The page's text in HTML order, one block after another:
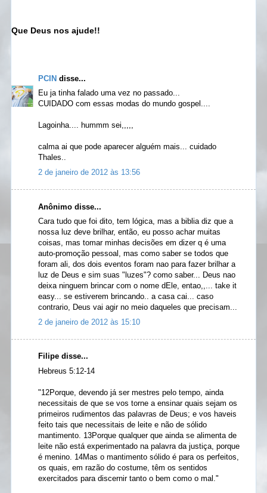
Que Deus nos ajude!!
PCIN disse...
Eu ja tinha falado uma vez no passado...
CUIDADO com essas modas do mundo gospel....
Lagoinha.... hummm sei,,,,,
calma ai que pode aparecer alguém mais... cuidado
Thales..
2 de janeiro de 2012 às 13:56
Anônimo disse...
Cara tudo que foi dito, tem lógica, mas a biblia diz que a
nossa luz deve brilhar, então, eu posso achar muitas
coisas, mas tomar minhas decisões em dizer q é uma
auto-promoção pessoal, mas como saber se todos que
foram ali, dos dois eventos foram nao para fazer brilhar a
luz de Deus e sim suas "luzes"? como saber... Deus nao
deixa ninguem brincar com o nome dEle, entao,,... take it
easy... se estiverem brincando.. a casa cai... caso
contrario, Deus vai agir no meio daqueles que precisam...
2 de janeiro de 2012 às 15:10
Filipe disse...
Hebreus 5:12-14
"12Porque, devendo já ser mestres pelo tempo, ainda
necessitais de que se vos torne a ensinar quais sejam os
primeiros rudimentos das palavras de Deus; e vos haveis
feito tais que necessitais de leite e não de sólido
mantimento. 13Porque qualquer que ainda se alimenta de
leite não está experimentado na palavra da justiça, porque
é menino. 14Mas o mantimento sólido é para os perfeitos,
os quais, em razão do costume, têm os sentidos
exercitados para discernir tanto o bem como o mal."